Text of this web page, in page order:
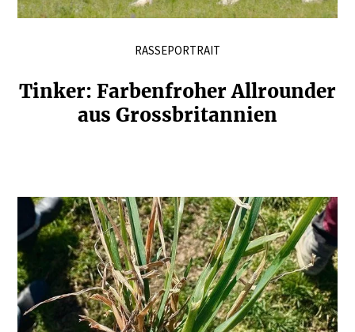
RASSEPORTRAIT
Tinker: Farben­froher Allrounder
aus Gross­bri­tannien